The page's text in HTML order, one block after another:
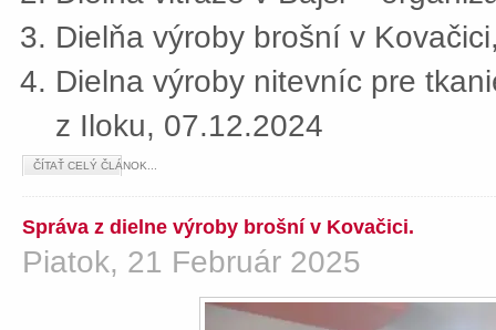
Dielňa výroby brošní v
Dielna výroby nitevníc pre
z Iloku, 07.12.2024
ČÍTAŤ CELÝ ČLÁNOK...
Správa z dielne výroby brošní v Kovačici.
Piatok, 21 Február 2025